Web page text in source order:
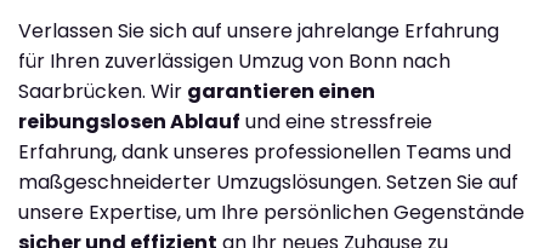
Verlassen Sie sich auf unsere jahrelange Erfahrung
für Ihren zuverlässigen Umzug von Bonn nach
Saarbrücken. Wir garantieren einen
reibungslosen Ablauf und eine stressfreie
Erfahrung, dank unseres professionellen Teams und
maßgeschneiderter Umzugslösungen. Setzen Sie auf
unsere Expertise, um Ihre persönlichen Gegenstände
sicher und effizient an Ihr neues Zuhause zu